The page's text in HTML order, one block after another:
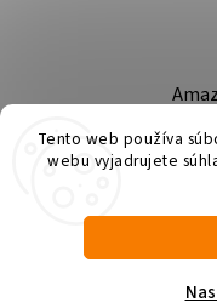
Tento web používa
webu vyjadrujete